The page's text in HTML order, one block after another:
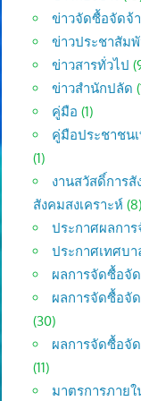
ข่าวจัดซื้อจัดจ้
ข่าวประชาสัม
ข่าวสารทั่วไป
ข่าวสำนักปลัด
คู่มือ (1)
คู่มือประชาชน
(1)
งานสวัสดิ์การ
สังคมสงเคราะห์ (8)
ประกาศผลกา
ประกาศเทศบ
ผลการจัดซื้อจั
ผลการจัดซื้อจั
(30)
ผลการจัดซื้อจั
(11)
มาตรการภาย